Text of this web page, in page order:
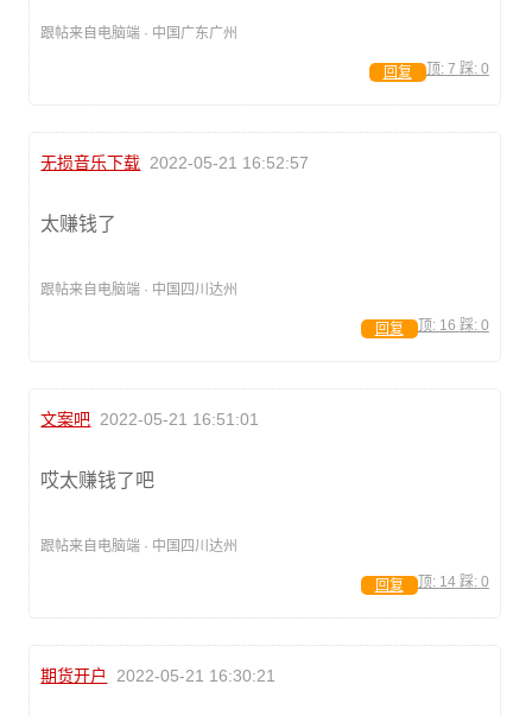
跟帖来自电脑端 · 中国广东广州
顶: 7 踩: 0
回复
无损音乐下载 2022-05-21 16:52:57
太赚钱了
跟帖来自电脑端 · 中国四川达州
顶: 16 踩: 0
回复
文案吧 2022-05-21 16:51:01
哎太赚钱了吧
跟帖来自电脑端 · 中国四川达州
顶: 14 踩: 0
回复
期货开户 2022-05-21 16:30:21